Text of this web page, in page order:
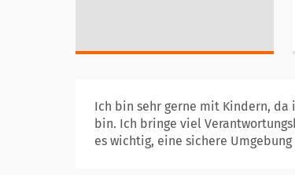
Ich bin sehr gerne mit Kindern, da
bin. Ich bringe viel
es wichtig, eine sichere